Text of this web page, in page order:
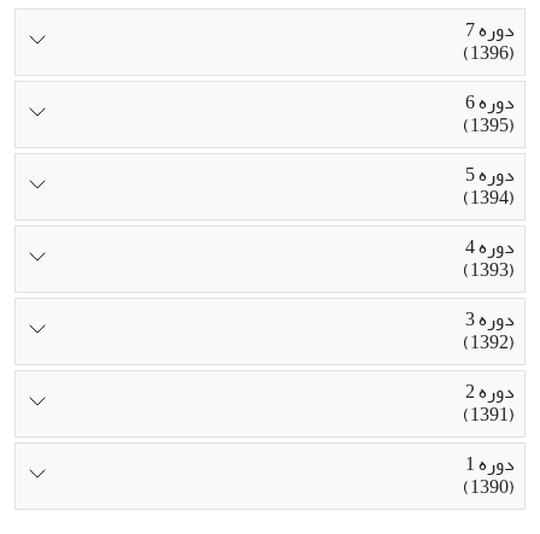
دوره 7
(1396)
دوره 6
(1395)
دوره 5
(1394)
دوره 4
(1393)
دوره 3
(1392)
دوره 2
(1391)
دوره 1
(1390)